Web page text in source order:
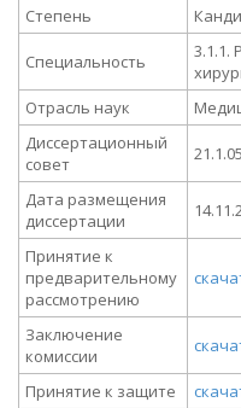
Степень
Специальность
3.1.1.
Отрасль наук
Диссертационный
совет
Дата размещения
диссертации
Принятие к
предварительному
рассмотрению
Заключение
комиссии
Принятие к защите